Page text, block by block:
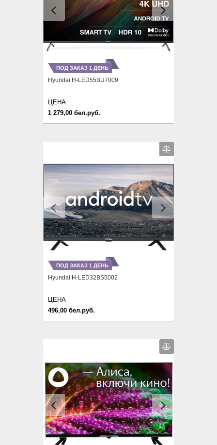
Previous Next
ПОД ЗАКАЗ 1 ДЕНЬ
Hyundai H-LED55BU7009
1 279,00 бел.руб.
ЦЕНА
Previous Next
ПОД ЗАКАЗ 1 ДЕНЬ
Hyundai H-LED32BS5002
496,00 бел.руб.
ЦЕНА
Previous Next